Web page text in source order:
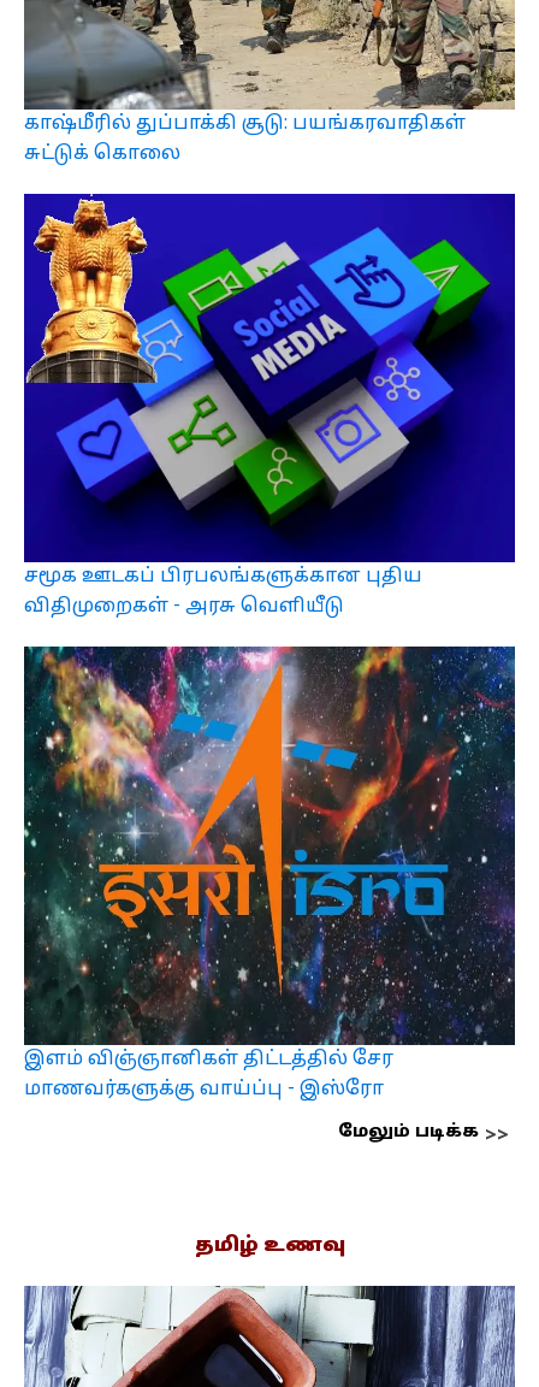
காஷ்மீரில் துப்பாக்கி சூடு: பயங்கரவாதிகள்
சுட்டுக் கொலை
சமூக ஊடகப் பிரபலங்களுக்கான புதிய
விதிமுறைகள் - அரசு வெளியீடு
இளம் விஞ்ஞானிகள் திட்டத்தில் சேர
மாணவர்களுக்கு வாய்ப்பு - இஸ்ரோ
மேலும் படிக்க
தமிழ் உணவு